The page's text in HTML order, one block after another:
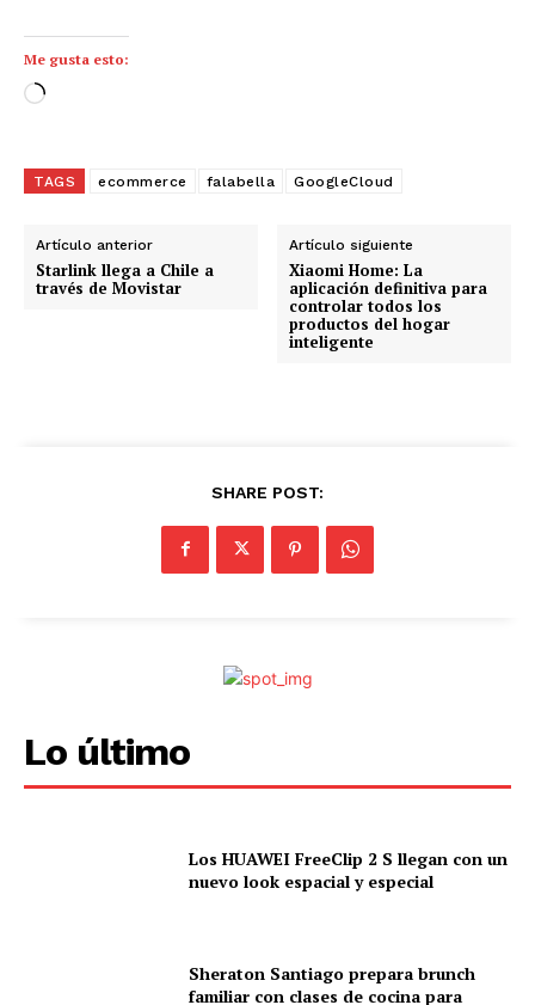
Me gusta esto:
C
g
n
d
o
TAGS ecommerce falabella GoogleCloud
Artículo anterior
Starlink llega a Chile a
través de Movistar
Artículo siguiente
Xiaomi Home: La
aplicación definitiva para
controlar todos los
productos del hogar
inteligente
SHARE POST:
Lo último
Los HUAWEI FreeClip 2 S llegan con un
nuevo look espacial y especial
Sheraton Santiago prepara brunch
familiar con clases de cocina para